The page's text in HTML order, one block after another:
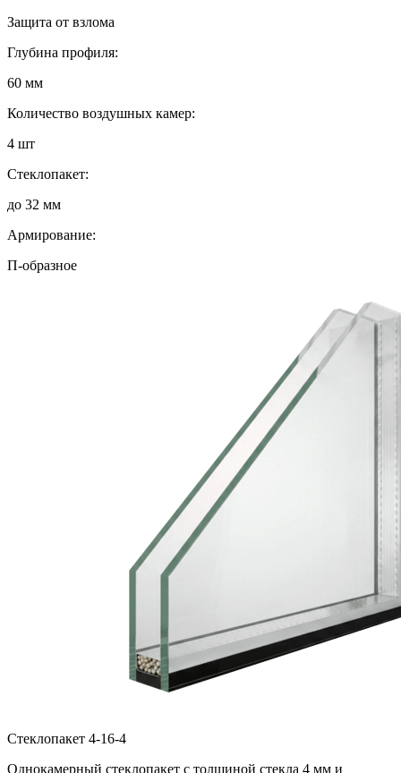
Защита от взлома
Глубина профиля:
60 мм
Количество воздушных камер:
4 шт
Стеклопакет:
до 32 мм
Армирование:
П-образное
Стеклопакет 4-16-4
Однокамерный стеклопакет с толщиной стекла 4 мм и